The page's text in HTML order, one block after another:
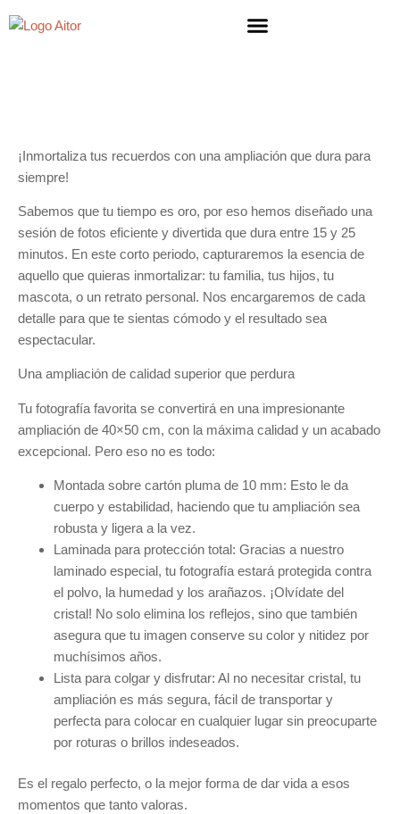
¡Inmortaliza tus recuerdos con una ampliación que dura para
siempre!
Sabemos que tu tiempo es oro, por eso hemos diseñado una
sesión de fotos eficiente y divertida que dura entre 15 y 25
minutos. En este corto periodo, capturaremos la esencia de
aquello que quieras inmortalizar: tu familia, tus hijos, tu
mascota, o un retrato personal. Nos encargaremos de cada
detalle para que te sientas cómodo y el resultado sea
espectacular.
Una ampliación de calidad superior que perdura
Tu fotografía favorita se convertirá en una impresionante
ampliación de 40×50 cm, con la máxima calidad y un acabado
excepcional. Pero eso no es todo:
Montada sobre cartón pluma de 10 mm: Esto le da
cuerpo y estabilidad, haciendo que tu ampliación sea
robusta y ligera a la vez.
Laminada para protección total: Gracias a nuestro
laminado especial, tu fotografía estará protegida contra
el polvo, la humedad y los arañazos. ¡Olvídate del
cristal! No solo elimina los reflejos, sino que también
asegura que tu imagen conserve su color y nitidez por
muchísimos años.
Lista para colgar y disfrutar: Al no necesitar cristal, tu
ampliación es más segura, fácil de transportar y
perfecta para colocar en cualquier lugar sin preocuparte
por roturas o brillos indeseados.
Es el regalo perfecto, o la mejor forma de dar vida a esos
momentos que tanto valoras.